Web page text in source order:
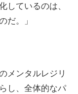
しているのは、
だ。」
メンタルレジリ
し、全体的なパ